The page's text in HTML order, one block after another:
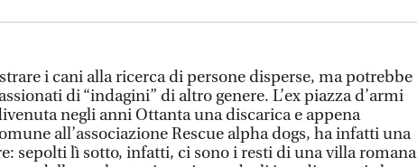
i cani alla ricerca di persone disperse, ma potrebbe
di “indagini” di altro genere. L’ex piazza d’armi
negli anni Ottanta una discarica e appena
all’associazione Rescue alpha dogs, ha infatti una
sepolti lì sotto, infatti, ci sono i resti di una villa romana